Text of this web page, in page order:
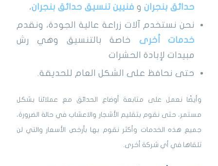
حدائق بنجرانو فنيين تنسيق حدائق بنجران،
نحن نستخدم آلات زراعة عالية الجودة، ونقدم
خدمات أخرى خاصة بالتنسيق وهي رش
مبيدات لإبادة الحشرات
حتى نحافظ على الشكل العام للحديقة.
وأيضًا نعمل على متابعة أوضاع الحدائق مع عملائنا بشكل
مستمر، حتى نقوم بتقليم الأشجار والاعشاب في حالة الضرورة،
جميع هذه الخدمات وأكثر نقوم بها بأرخص الأسعار والتي لن
تلقاها في أي شركة أخرى.